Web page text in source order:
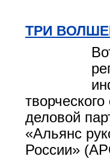
ТРИ
деловой
«Альянс
России»